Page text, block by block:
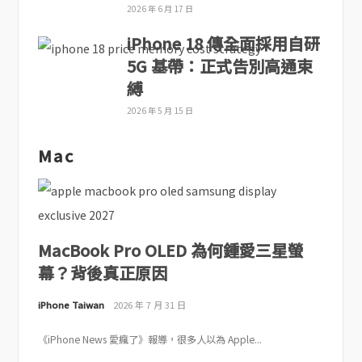
2026 年 6 月 17 日
iPhone 18 傳全面採用自研
5G 基帶：正式告別高通束
縛
2026 年 5 月 15 日
Mac
MacBook Pro OLED 為何鍾愛三星螢
幕？背後真正原因
iPhone Taiwan 2026 年 7 月 31 日
《iPhone News 愛瘋了》報導，很多人以為 Apple...